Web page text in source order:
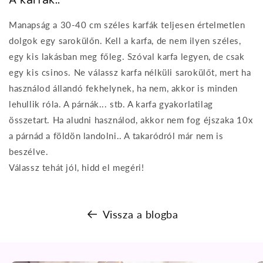
Manapság a 30-40 cm széles karfák teljesen értelmetlen
dolgok egy sarokülőn. Kell a karfa, de nem ilyen széles,
egy kis lakásban meg főleg. Szóval karfa legyen, de csak
egy kis csinos. Ne válassz karfa nélküli sarokülőt, mert ha
használod állandó fekhelynek, ha nem, akkor is minden
lehullik róla. A párnák... stb. A karfa gyakorlatilag
összetart. Ha aludni használod, akkor nem fog éjszaka 10x
a párnád a földön landolni.. A takaródról már nem is
beszélve.
Válassz tehát jól, hidd el megéri!
Vissza a blogba